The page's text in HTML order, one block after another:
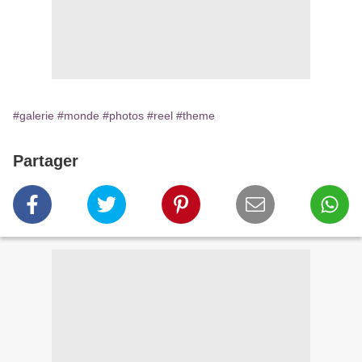
#galerie #monde #photos #reel #theme
Partager